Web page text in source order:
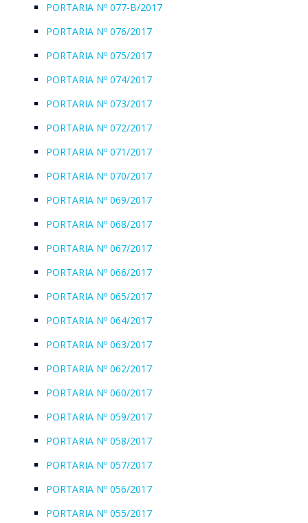
PORTARIA Nº 077-B/2017
PORTARIA Nº 076/2017
PORTARIA Nº 075/2017
PORTARIA Nº 074/2017
PORTARIA Nº 073/2017
PORTARIA Nº 072/2017
PORTARIA Nº 071/2017
PORTARIA Nº 070/2017
PORTARIA Nº 069/2017
PORTARIA Nº 068/2017
PORTARIA Nº 067/2017
PORTARIA Nº 066/2017
PORTARIA Nº 065/2017
PORTARIA Nº 064/2017
PORTARIA Nº 063/2017
PORTARIA Nº 062/2017
PORTARIA Nº 060/2017
PORTARIA Nº 059/2017
PORTARIA Nº 058/2017
PORTARIA Nº 057/2017
PORTARIA Nº 056/2017
PORTARIA Nº 055/2017